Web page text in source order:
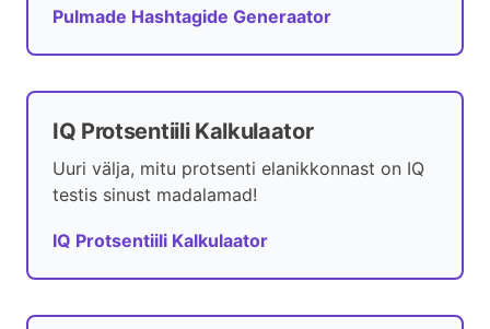
Pulmade Hashtagide Generaator
IQ Protsentiili Kalkulaator
Uuri välja, mitu protsenti elanikkonnast on IQ
testis sinust madalamad!
IQ Protsentiili Kalkulaator